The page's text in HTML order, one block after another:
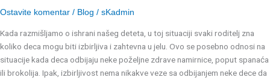
Ostavite komentar / Blog / sKadmin
Kada razmišljamo o ishrani našeg deteta, u toj situaciji svaki roditelj zna
koliko deca mogu biti izbirljiva i zahtevna u jelu. Ovo se posebno odnosi na
situacije kada deca odbijaju neke poželjne zdrave namirnice, poput spanaća
ili brokolija. Ipak, izbirljivost nema nikakve veze sa odbijanjem neke dece da
probiotika